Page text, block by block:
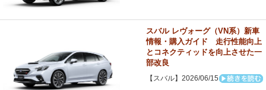
スバル レヴォーグ（VN系）新車
情報・購入ガイド 走行性能向上
とコネクティッドを向上させた一
部改良
【スバル】2026/06/15